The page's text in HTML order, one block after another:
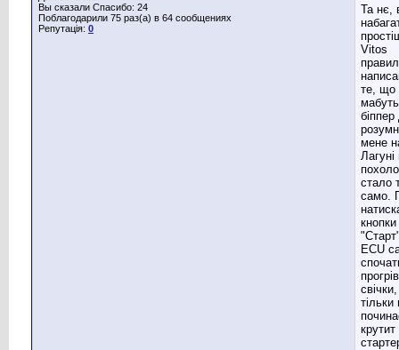
Вы сказали Спасибо: 24
Поблагодарили 75 раз(а) в 64 сообщениях
Репутація: 0
Та нє,
Vitos
те, що
мабуть
мене
Лагуні
стало
само.
кнопки
ECU
тільки
крутит